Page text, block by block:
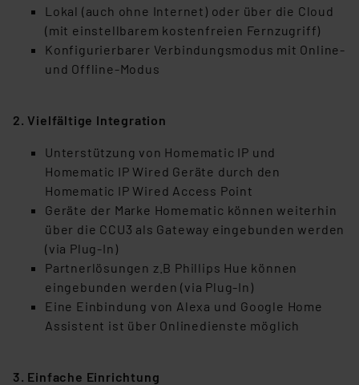
Lokal (auch ohne Internet) oder über die Cloud
(mit einstellbarem kostenfreien Fernzugriff)
Konfigurierbarer Verbindungsmodus mit Online-
und Offline-Modus
2. Vielfältige Integration
Unterstützung von Homematic IP und
Homematic IP Wired Geräte durch den
Homematic IP Wired Access Point
Geräte der Marke Homematic können weiterhin
über die CCU3 als Gateway eingebunden werden
(via Plug-In)
Partnerlösungen z.B Phillips Hue können
eingebunden werden (via Plug-In)
Eine Einbindung von Alexa und Google Home
Assistent ist über Onlinedienste möglich
3. Einfache Einrichtung